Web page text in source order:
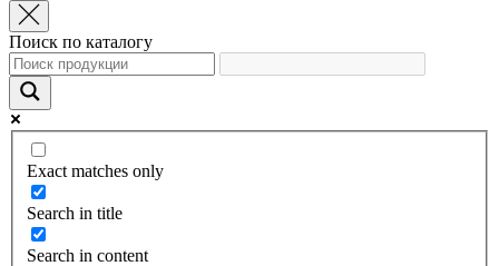
Поиск по каталогу
Exact matches only
Search in title
Search in content